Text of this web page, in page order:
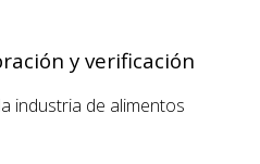
y verificación